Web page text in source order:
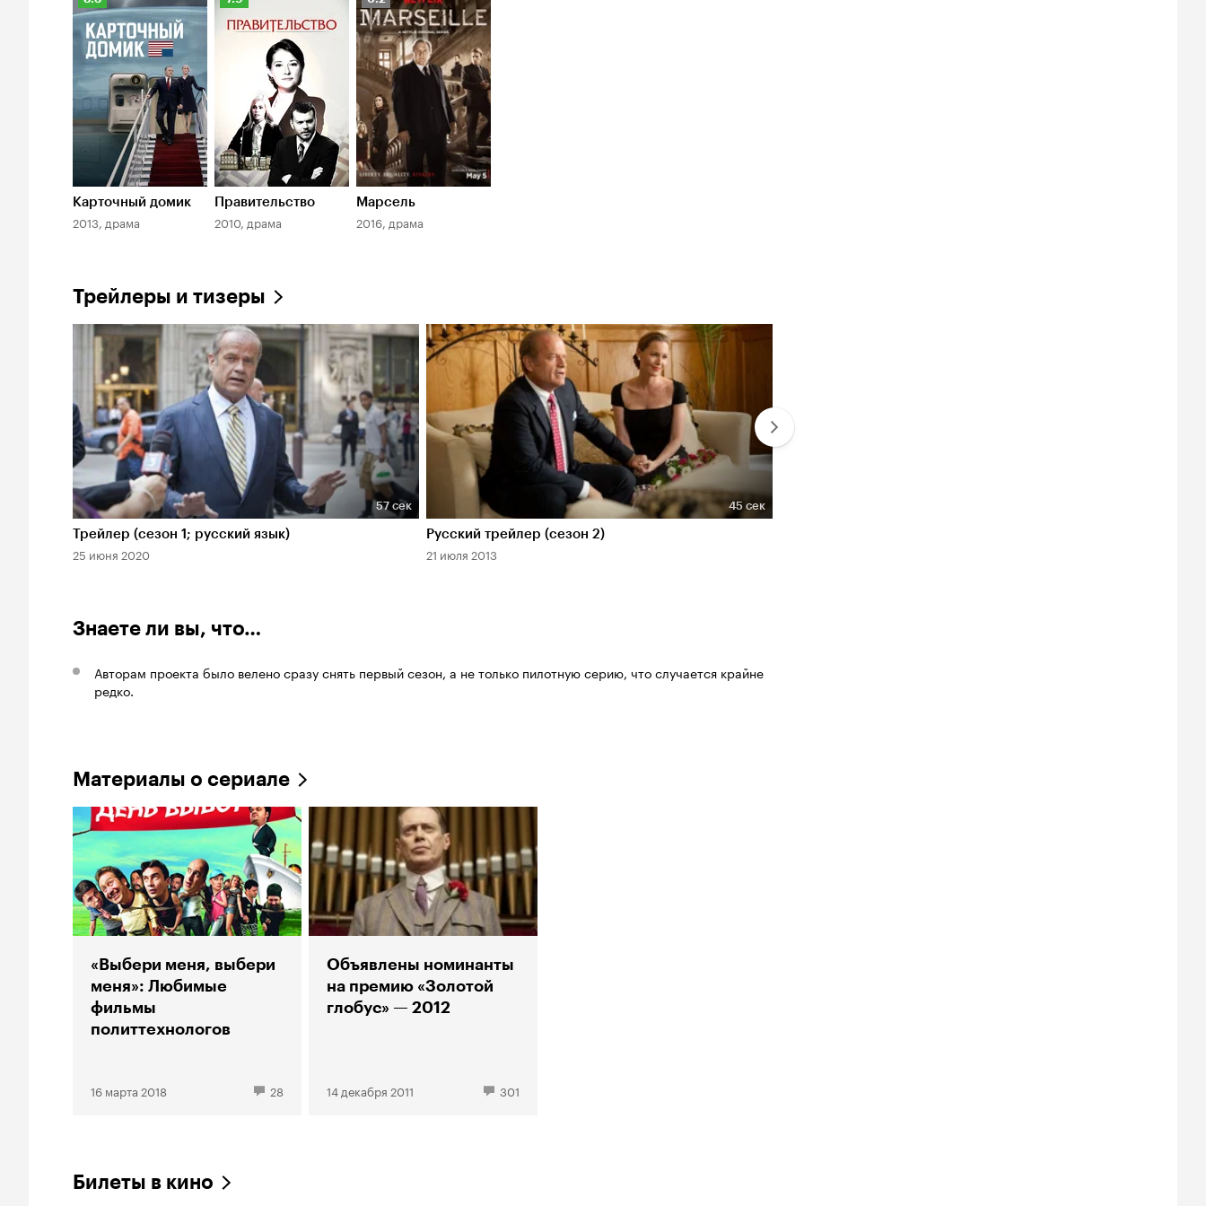
Кинопоиска
8.3
Карточный домик
2013, драма
Кинопоиска
7.9
Правительство
2010, драма
Кинопоиска
6.2
Марсель
2016, драма
Трейлеры и тизеры
Длительность 57 сек
57 сек
Трейлер (сезон 1; русский язык)
25 июня 2020
Длительность 45 сек
45 сек
Русский трейлер (сезон 2)
21 июля 2013
Знаете ли вы, что…
Авторам проекта было велено сразу снять первый сезон, а не только пилотную серию, что случается крайне
редко.
Материалы о сериале
«Выбери меня, выбери
меня»: Любимые
фильмы
политтехнологов
16 марта 2018 28
Объявлены номинанты
на премию «Золотой
глобус» — 2012
14 декабря 2011 301
Билеты в кино